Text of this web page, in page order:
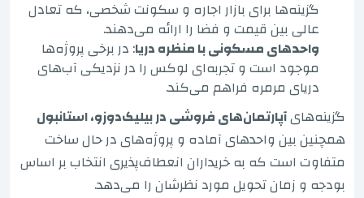
گزینه‌ها برای بازار اجاره و سکونت شخصی، که تعادل
عالی بین قیمت و فضا را ارائه می‌دهند.
واحدهای مسکونی با منظره دریا: در برخی پروژه‌ها
موجود است و تجربه‌ای لوکس را در نزدیکی آب‌های
دریای مرمره فراهم می‌کند.
گزینه‌هایآپارتمان‌های فروشی در بیلیک‌دوزو، استانبول
همچنین بین واحدهای آماده و پروژه‌های در حال ساخت
متفاوت است که به خریداران انعطاف‌پذیری انتخاب بر اساس
بودجه و زمان تحویل مورد نظرشان را می‌دهد.